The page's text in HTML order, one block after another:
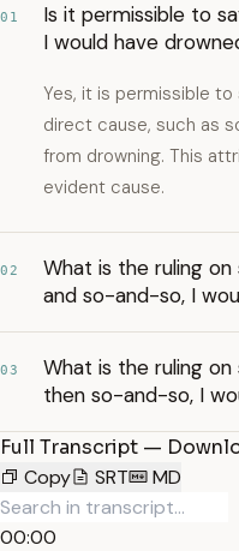
01
Is it permissible to
I would have
Yes, it is permissible
direct cause, such as
from drowning. This
evident cause.
02
What is the ruling
and so-and-so, I
03
What is the ruling
then so-and-so, I
Full Transcript —
Copy
SRT MD
00:00